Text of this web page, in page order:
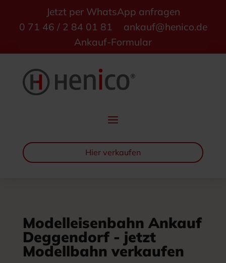
Jetzt per WhatsApp anfragen
0 71 46 / 2 84 01 81
ankauf@henico.de
Ankauf-Formular
Hier verkaufen
Modelleisenbahn Ankauf
Deggendorf - jetzt
Modellbahn verkaufen